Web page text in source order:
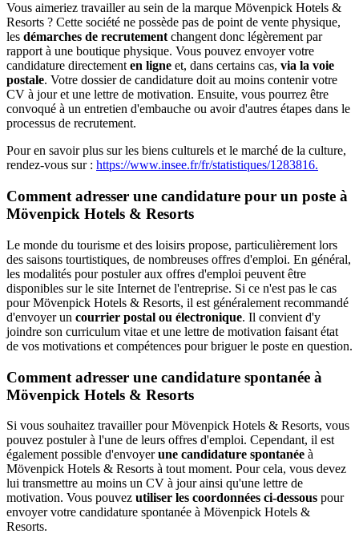
Vous aimeriez travailler au sein de la marque Mövenpick Hotels &
Resorts ? Cette société ne possède pas de point de vente physique,
les démarches de recrutement changent donc légèrement par
rapport à une boutique physique. Vous pouvez envoyer votre
candidature directement en ligne et, dans certains cas, via la voie
postale. Votre dossier de candidature doit au moins contenir votre
CV à jour et une lettre de motivation. Ensuite, vous pourrez être
convoqué à un entretien d'embauche ou avoir d'autres étapes dans le
processus de recrutement.
Pour en savoir plus sur les biens culturels et le marché de la culture,
rendez-vous sur : https://www.insee.fr/fr/statistiques/1283816.
Comment adresser une candidature pour un poste à
Mövenpick Hotels & Resorts
Le monde du tourisme et des loisirs propose, particulièrement lors
des saisons tourtistiques, de nombreuses offres d'emploi. En général,
les modalités pour postuler aux offres d'emploi peuvent être
disponibles sur le site Internet de l'entreprise. Si ce n'est pas le cas
pour Mövenpick Hotels & Resorts, il est généralement recommandé
d'envoyer un courrier postal ou électronique. Il convient d'y
joindre son curriculum vitae et une lettre de motivation faisant état
de vos motivations et compétences pour briguer le poste en question.
Comment adresser une candidature spontanée à
Mövenpick Hotels & Resorts
Si vous souhaitez travailler pour Mövenpick Hotels & Resorts, vous
pouvez postuler à l'une de leurs offres d'emploi. Cependant, il est
également possible d'envoyerune candidature spontanée à
Mövenpick Hotels & Resorts à tout moment. Pour cela, vous devez
lui transmettre au moins un CV à jour ainsi qu'une lettre de
motivation. Vous pouvez utiliser les coordonnées ci-dessous pour
envoyer votre candidature spontanée à Mövenpick Hotels &
Resorts.